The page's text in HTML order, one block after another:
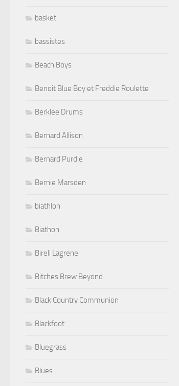
basket
bassistes
Beach Boys
Benoit Blue Boy et Freddie Roulette
Berklee Drums
Bernard Allison
Bernard Purdie
Bernie Marsden
biathlon
Biathon
Bireli Lagrene
Bitches Brew Beyond
Black Country Communion
Blackfoot
Bluegrass
Blues